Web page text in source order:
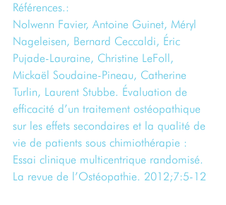
Références.:
Nolwenn Favier, Antoine Guinet, Méryl
Nageleisen, Bernard Ceccaldi, Éric
Pujade-Lauraine, Christine LeFoll,
Mickaël Soudaine-Pineau, Catherine
Turlin, Laurent Stubbe. Évaluation de
efficacité d’un traitement ostéopathique
sur les effets secondaires et la qualité de
vie de patients sous chimiothérapie :
Essai clinique multicentrique randomisé.
La revue de l’Ostéopathie. 2012;7:5-12